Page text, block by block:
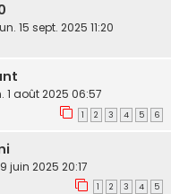
15 sept. 2025 11:20
1 août 2025 06:57
1 2 3 4 5 6
juin 2025 20:17
1 2 3 4 5